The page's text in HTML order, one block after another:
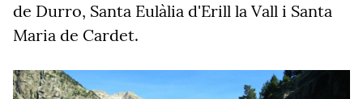
de Durro, Santa Eulàlia d'Erill la Vall i Santa
Maria de Cardet.